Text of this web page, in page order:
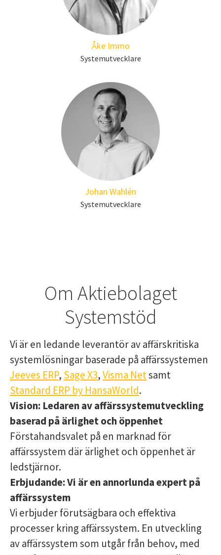
Åke Immo
Systemutvecklare
Johan Wahlén
Systemutvecklare
Om Aktiebolaget
Systemstöd
Vi är en ledande leverantör av affärskritiska
systemlösningar baserade på affärssystemen
Jeeves ERP, Sage X3,Visma Netsamt
Standard ERP by HansaWorld.
Vision: Ledaren av affärssystemutveckling
baserad på ärlighet och öppenhet
Förstahandsvalet på en marknad för
affärssystem där ärlighet och öppenhet är
ledstjärnor.
Erbjudande:Vi är en annorlunda expert på
affärssystem
Vi erbjuder förutsägbara och effektiva
processer kring affärssystem. En utveckling
av affärssystem som utgår från behov, med